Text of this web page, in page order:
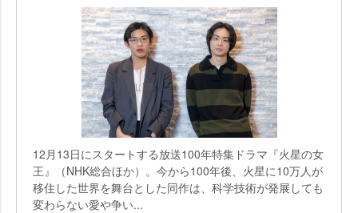
12月13日にスタートする放送100年特集ドラマ『火星の女
王』（NHK総合ほか）。今から100年後、火星に10万人が
移住した世界を舞台とした同作は、科学技術が発展しても
変わらない愛や争い...